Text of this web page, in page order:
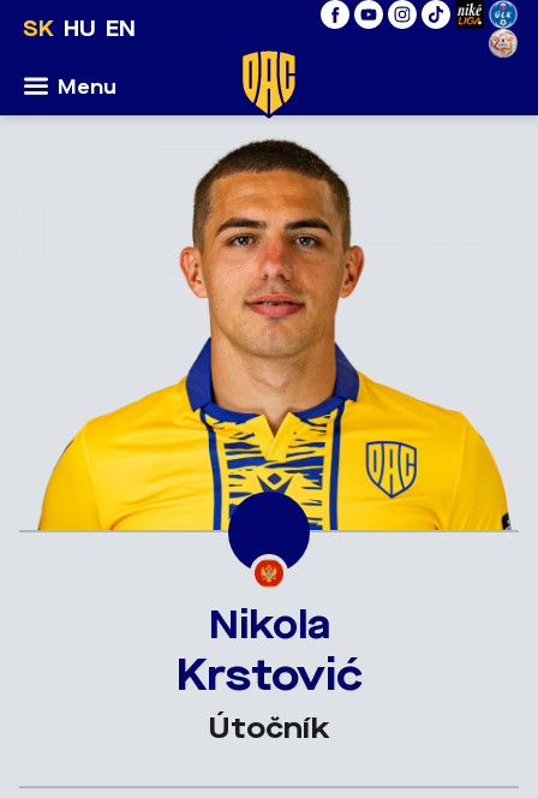
SK HU EN
Menu
Nikola
Krstović
Útočník